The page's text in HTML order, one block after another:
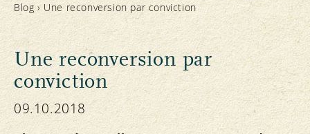
Blog› Une reconversion par conviction
Une reconversion par
conviction
09.10.2018